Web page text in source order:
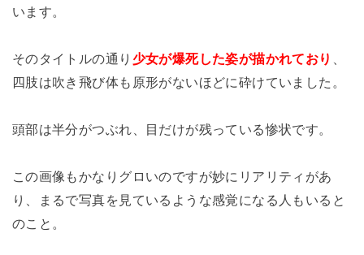
います。
そのタイトルの通り 少女が爆死した姿が描かれており
四肢は吹き飛び体も原形がないほどに砕けていました。
頭部は半分がつぶれ、目だけが残っている惨状です。
この画像もかなりグロいのですが妙にリアリティがあ
り、まるで写真を見ているような感覚になる人もいると
のこと。